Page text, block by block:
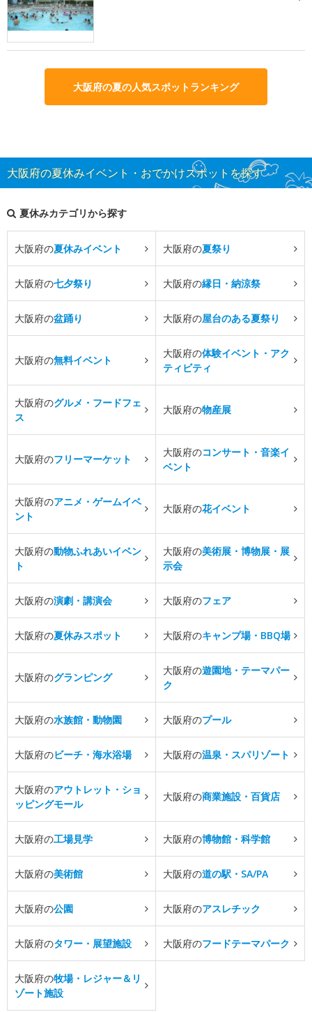
大阪府の夏の人気スポットランキング
大阪府の夏休みイベント・おでかけスポットを探す
夏休みカテゴリから探す
大阪府の夏休みイベント 大阪府の夏祭り
大阪府の七夕祭り 大阪府の縁日・納涼祭
大阪府の盆踊り 大阪府の屋台のある夏祭り
大阪府の無料イベント
大阪府の体験イベント・アク
ティビティ
大阪府のグルメ・フードフェ
ス
大阪府の物産展
大阪府のフリーマーケット
大阪府のコンサート・音楽イ
ベント
大阪府のアニメ・ゲームイベ
ント
大阪府の花イベント
大阪府の動物ふれあいイベン
ト
大阪府の美術展・博物展・展
示会
大阪府の演劇・講演会 大阪府のフェア
大阪府の夏休みスポット 大阪府のキャンプ場・BBQ場
大阪府のグランピング
大阪府の遊園地・テーマパー
ク
大阪府の水族館・動物園 大阪府のプール
大阪府のビーチ・海水浴場 大阪府の温泉・スパリゾート
大阪府のアウトレット・ショ
ッピングモール
大阪府の商業施設・百貨店
大阪府の工場見学 大阪府の博物館・科学館
大阪府の美術館 大阪府の道の駅・SA/PA
大阪府の公園 大阪府のアスレチック
大阪府のタワー・展望施設 大阪府のフードテーマパーク
大阪府の牧場・レジャー＆リ
ゾート施設